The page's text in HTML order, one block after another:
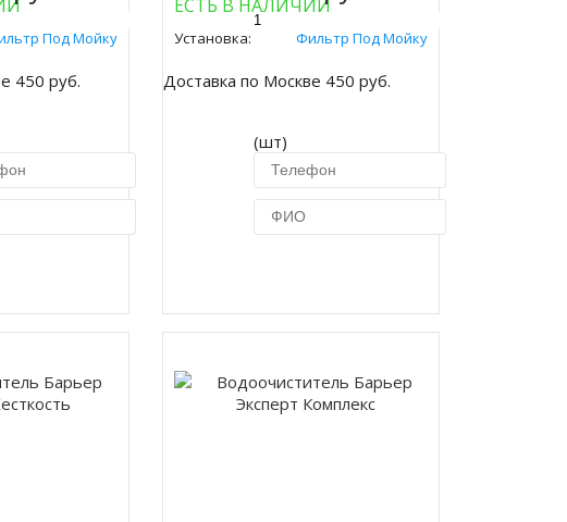
Под Мойку
450 руб.
ЕСТЬ В НАЛИЧИИ
Установка: Фильтр Под Мойку
Доставка по Москве 450 руб.
(шт)